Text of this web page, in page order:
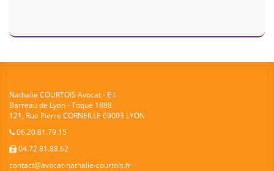
Nathalie COURTOIS Avocat - E.I.
Barreau de Lyon - Toque 1888
121, Rue Pierre CORNEILLE 69003 LYON
06.20.81.79.15
04.72.81.88.62
contact@avocat-nathalie-courtois.fr